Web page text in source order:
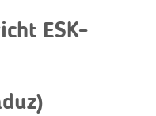
ESK-